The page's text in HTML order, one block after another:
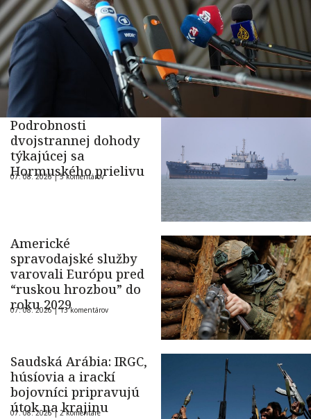
Podrobnosti
dvojstrannej dohody
týkajúcej sa
Hormuského prielivu
07. 08. 2026 |5 komentárov
Americké
spravodajské služby
varovali Európu pred
“ruskou hrozbou” do
roku 2029
07. 08. 2026 |13 komentárov
Saudská Arábia: IRGC,
húsíovia a irackí
bojovníci pripravujú
útok na krajinu
07. 08. 2026 |2 komentáre